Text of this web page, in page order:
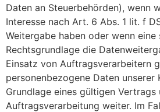
Daten an Steuerbehörden), wenn
Interesse nach Art. 6 Abs. 1 lit. f
Weitergabe haben oder wenn eine
Rechtsgrundlage die
Einsatz von Auftragsverarbeitern
personenbezogene Daten unserer
Grundlage eines gültigen Vertrags
Auftragsverarbeitung weiter. Im